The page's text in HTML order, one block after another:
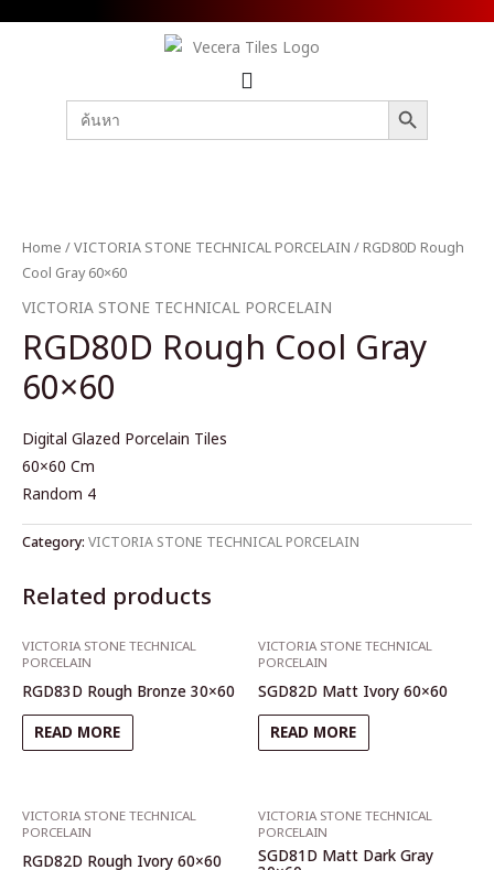
Search
for:
SEARCH BUTTON
Home /VICTORIA STONE TECHNICAL PORCELAIN / RGD80D Rough
Cool Gray 60×60
VICTORIA STONE TECHNICAL PORCELAIN
RGD80D Rough Cool Gray
60×60
Digital Glazed Porcelain Tiles
60×60 Cm
Random 4
Category: VICTORIA STONE TECHNICAL PORCELAIN
Related products
VICTORIA STONE TECHNICAL
PORCELAIN
RGD83D Rough Bronze 30×60
READ MORE
VICTORIA STONE TECHNICAL
PORCELAIN
SGD82D Matt Ivory 60×60
READ MORE
VICTORIA STONE TECHNICAL
PORCELAIN
RGD82D Rough Ivory 60×60
VICTORIA STONE TECHNICAL
PORCELAIN
SGD81D Matt Dark Gray